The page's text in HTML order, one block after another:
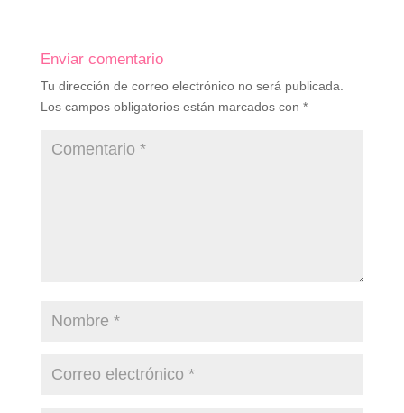
Enviar comentario
Tu dirección de correo electrónico no será publicada.
Los campos obligatorios están marcados con *